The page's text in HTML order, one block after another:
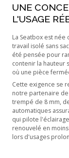
UNE
L'USAGE
La Seatbox est
travail isolé sans
été pensée pour
contenir la hauteur
où une pièce
Cette exigence se
notre partenaire
trempé de 8 mm,
automatiques
qui pilote
renouvelé en
lors d'usages